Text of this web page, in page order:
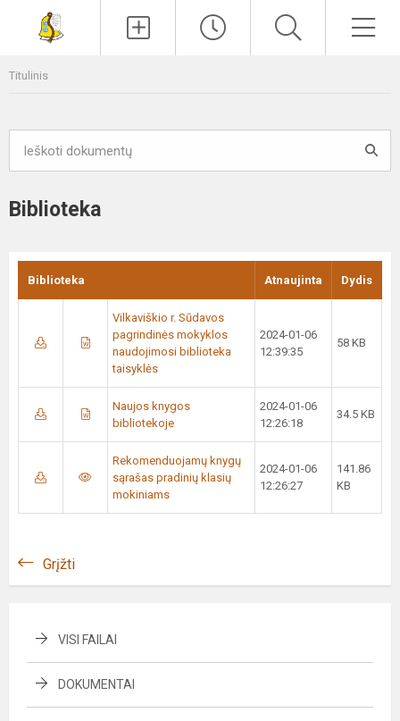
Titulinis
Biblioteka
Biblioteka Atnaujinta Dydis
Vilkaviškio r. Sūdavos
pagrindinės mokyklos
naudojimosi biblioteka
taisyklės
2024-01-06
12:39:35
58 KB
Naujos knygos
bibliotekoje
2024-01-06
12:26:18
34.5 KB
Rekomenduojamų knygų
sąrašas pradinių klasių
mokiniams
2024-01-06
12:26:27
141.86
KB
Grįžti
VISI FAILAI
DOKUMENTAI